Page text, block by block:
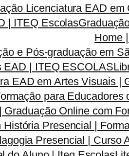
Licenciatura EAD
| ITEQ Escolas
Home
e Pós-graduação em
EAD | ITEQ ESCOLAS
EAD em Artes Visuais |
para
Online com
História Presencial |
Presencial | Curso